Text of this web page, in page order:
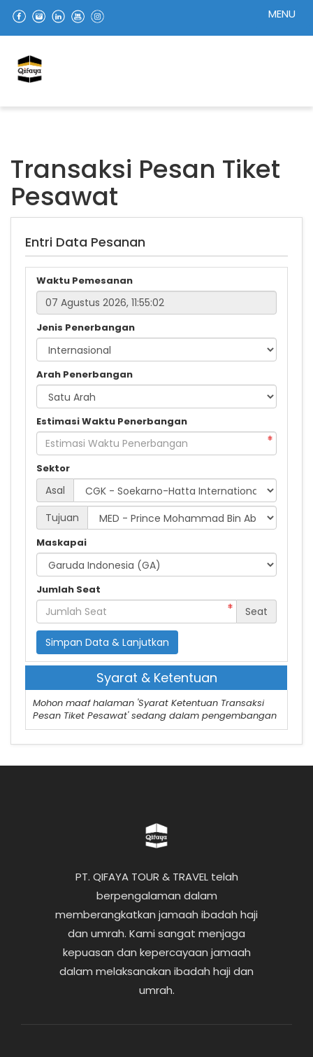
Transaksi Pesan Tiket
Pesawat
Entri Data Pesanan
Waktu Pemesanan
Jenis Penerbangan
Arah Penerbangan
Estimasi Waktu Penerbangan
Sektor
Asal
Tujuan
Maskapai
Jumlah Seat
Seat
Simpan Data & Lanjutkan
Syarat & Ketentuan
Mohon maaf halaman 'Syarat Ketentuan Transaksi
Pesan Tiket Pesawat' sedang dalam pengembangan
PT. QIFAYA TOUR & TRAVEL telah
berpengalaman dalam
memberangkatkan jamaah ibadah haji
dan umrah. Kami sangat menjaga
kepuasan dan kepercayaan jamaah
dalam melaksanakan ibadah haji dan
umrah.
MENU